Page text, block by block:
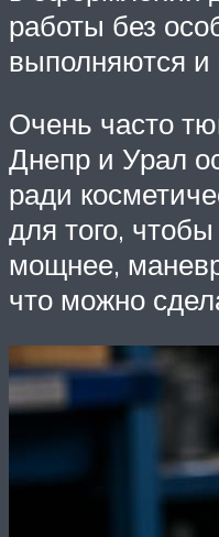
работы без
выполняются и
Очень часто
Днепр и Урал
ради
для того,
мощнее,
что можно